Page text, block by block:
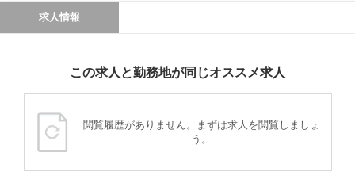
求人情報
この求人と勤務地が同じオススメ求人
閲覧履歴がありません。まずは求人を閲覧しましょ
う。